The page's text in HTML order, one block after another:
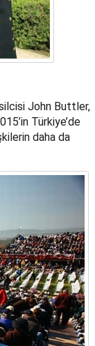
John Buttler,
Türkiye’de
daha da